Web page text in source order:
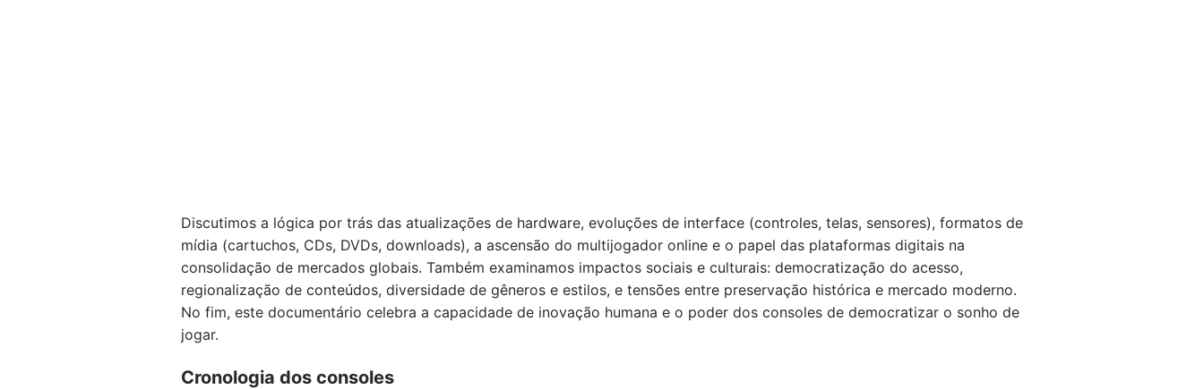
Discutimos a lógica por trás das atualizações de hardware, evoluções de interface (controles, telas, sensores), formatos de
mídia (cartuchos, CDs, DVDs, downloads), a ascensão do multijogador online e o papel das plataformas digitais na
consolidação de mercados globais. Também examinamos impactos sociais e culturais: democratização do acesso,
regionalização de conteúdos, diversidade de gêneros e estilos, e tensões entre preservação histórica e mercado moderno.
No fim, este documentário celebra a capacidade de inovação humana e o poder dos consoles de democratizar o sonho de
jogar.
Cronologia dos consoles